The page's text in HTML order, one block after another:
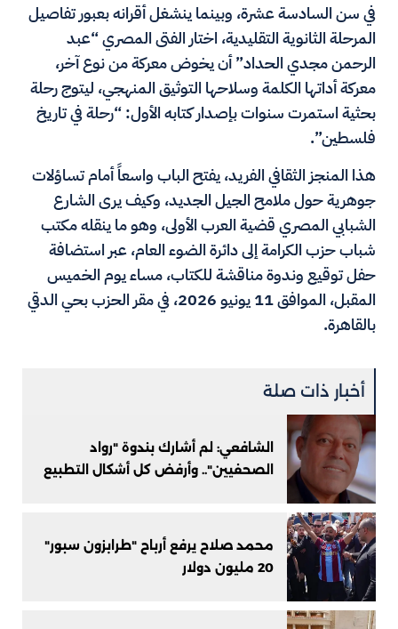
في سن السادسة عشرة، وبينما ينشغل أقرانه بعبور تفاصيل
المرحلة الثانوية التقليدية، اختار الفتى المصري “عبد
الرحمن مجدي الحداد” أن يخوض معركة من نوع آخر،
معركة أداتها الكلمة وسلاحها التوثيق المنهجي، ليتوج رحلة
بحثية استمرت سنوات بإصدار كتابه الأول: “رحلة في تاريخ
فلسطين”.
هذا المنجز الثقافي الفريد، يفتح الباب واسعاً أمام تساؤلات
جوهرية حول ملامح الجيل الجديد، وكيف يرى الشارع
الشبابي المصري قضية العرب الأولى، وهو ما ينقله مكتب
شباب حزب الكرامة إلى دائرة الضوء العام، عبر استضافة
حفل توقيع وندوة مناقشة للكتاب، مساء يوم الخميس
المقبل، الموافق 11 يونيو 2026، في مقر الحزب بحي الدقي
بالقاهرة.
أخبار ذات صلة
الشافعي: لم أشارك بندوة "رواد
الصحفيين".. وأرفض كل أشكال التطبيع
محمد صلاح يرفع أرباح "طرابزون سبور"
20 مليون دولار